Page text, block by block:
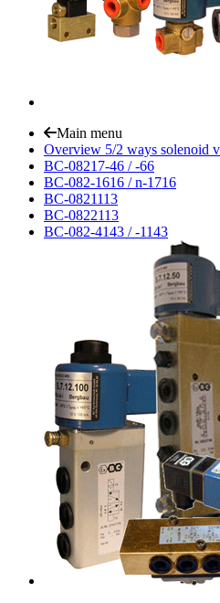
Main menu
Overview 5/2 ways solenoid
BC-08217-46 / -66
BC-082-1616 / n-1716
BC-0821113
BC-0822113
BC-082-4143 / -1143